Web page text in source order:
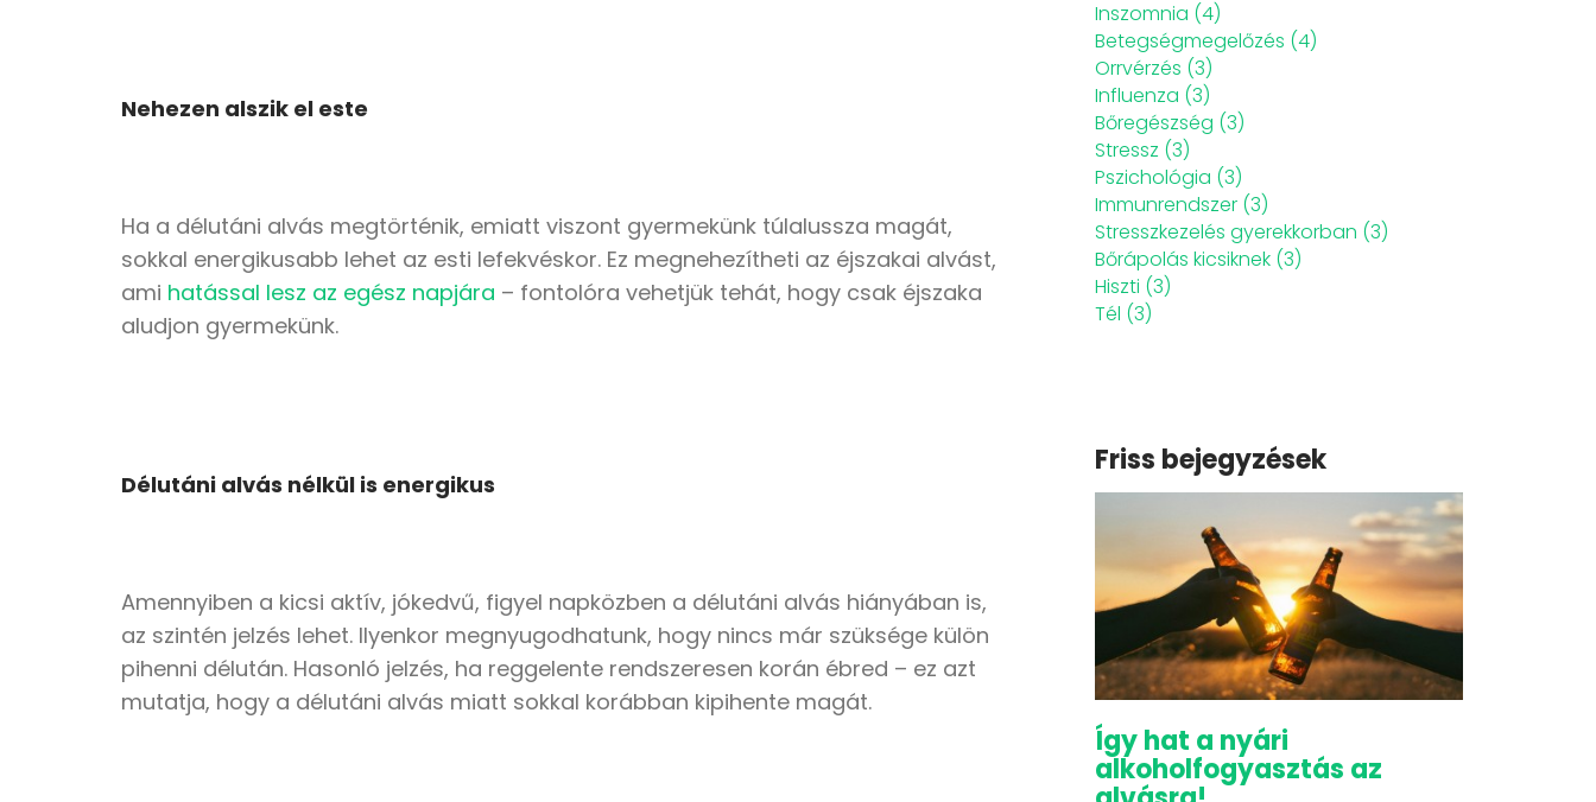
Nehezen alszik el este
Ha a délutáni alvás megtörténik, emiatt viszont gyermekünk túlalussza magát,
sokkal energikusabb lehet az esti lefekvéskor. Ez megnehezítheti az éjszakai alvást,
ami hatással lesz az egész napjára – fontolóra vehetjük tehát, hogy csak éjszaka
aludjon gyermekünk.
Délutáni alvás nélkül is energikus
Amennyiben a kicsi aktív, jókedvű, figyel napközben a délutáni alvás hiányában is,
az szintén jelzés lehet. Ilyenkor megnyugodhatunk, hogy nincs már szüksége külön
pihenni délután. Hasonló jelzés, ha reggelente rendszeresen korán ébred – ez azt
mutatja, hogy a délutáni alvás miatt sokkal korábban kipihente magát.
Inszomnia (4)
Betegségmegelőzés (4)
Orrvérzés (3)
Influenza (3)
Bőregészség (3)
Stressz (3)
Pszichológia (3)
Immunrendszer (3)
Stresszkezelés gyerekkorban (3)
Bőrápolás kicsiknek (3)
Hiszti (3)
Tél (3)
Friss bejegyzések
Így hat a nyári
alkoholfogyasztás az